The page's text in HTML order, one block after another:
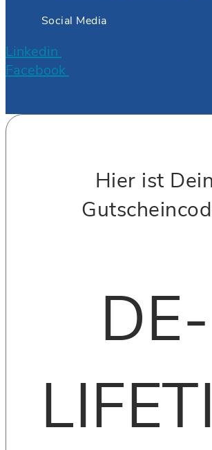
Social Media
Linkedin
Facebook
Hier ist Dein
DE-